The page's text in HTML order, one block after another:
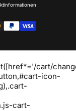
cart/
icon-
cart-